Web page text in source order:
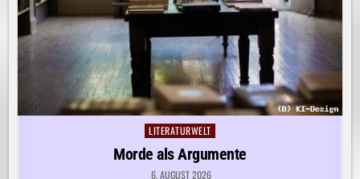
Posted
in
LITERATURWELT
Morde als Argumente
6. AUGUST 2026